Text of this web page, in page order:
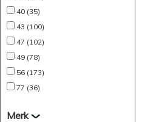
40 (35)
43 (100)
47 (102)
49 (78)
56 (173)
77 (36)
Merk